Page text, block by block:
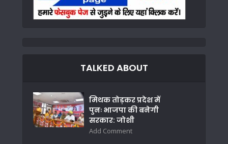
TALKED ABOUT
मिथक तोड़कर प्रदेश में
पुनः भाजपा की बनेगी
सरकार: जोशी
Add Comment